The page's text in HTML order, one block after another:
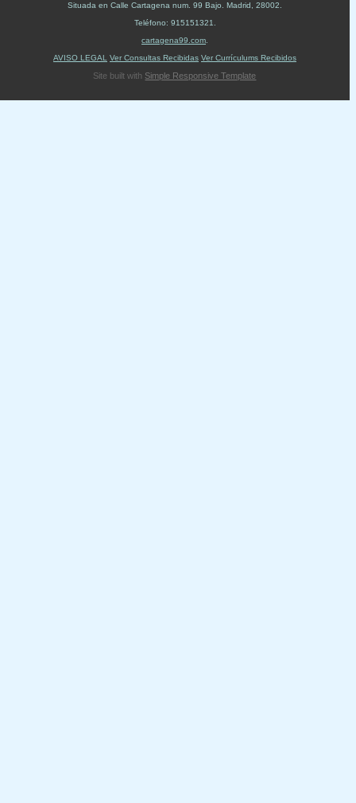
Situada en Calle Cartagena num. 99 Bajo Madrid 28002
Teléfono: 915151321
cartagena99.com
AVISO LEGAL
Ver Consultas Recibidas Ver Currículums Recibidos
Site built with Simple Responsive Template